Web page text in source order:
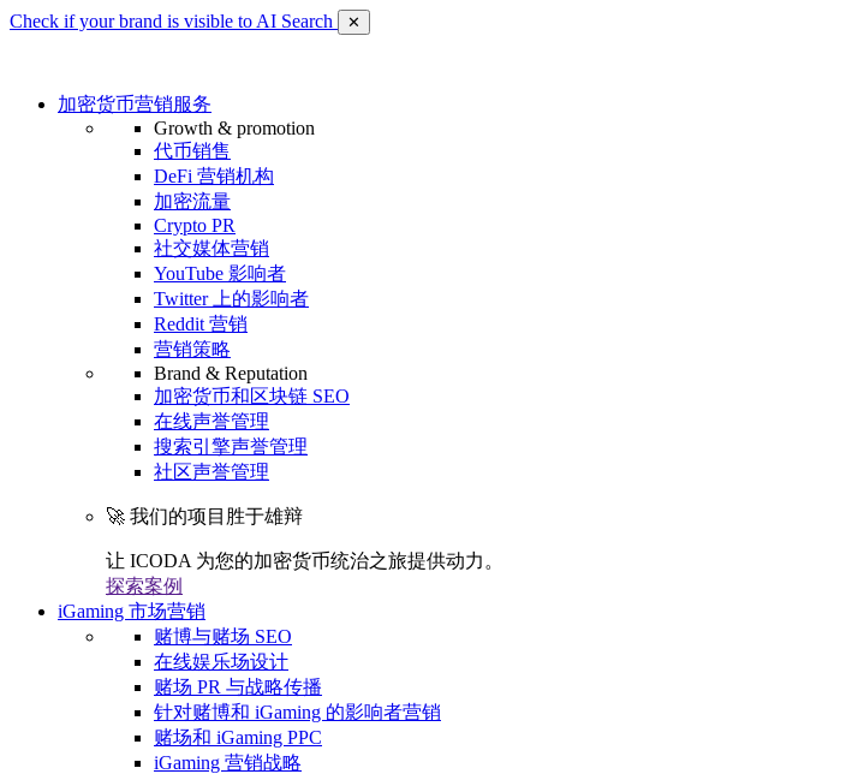
Check if your brand is visible to AI Search ✕
加密货币营销服务
Growth & promotion
代币销售
DeFi 营销机构
加密流量
Crypto PR
社交媒体营销
YouTube 影响者
Twitter 上的影响者
Reddit 营销
营销策略
Brand & Reputation
加密货币和区块链 SEO
在线声誉管理
搜索引擎声誉管理
社区声誉管理
🚀 我们的项目胜于雄辩
让 ICODA 为您的加密货币统治之旅提供动力。
探索案例
iGaming 市场营销
赌博与赌场 SEO
在线娱乐场设计
赌场 PR 与战略传播
针对赌博和 iGaming 的影响者营销
赌场和 iGaming PPC
iGaming 营销战略